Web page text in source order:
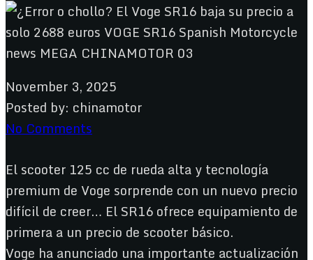
November 3, 2025
Posted by: chinamotor
No Comments
El scooter 125 cc de rueda alta y tecnología
premium de Voge sorprende con un nuevo precio
difícil de creer… El SR16 ofrece equipamiento de
primera a un precio de scooter básico.
Voge ha anunciado una importante actualización